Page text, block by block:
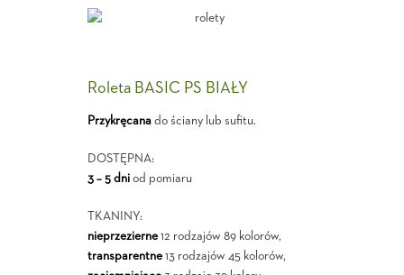
Roleta BASIC PS BIAŁY
Przykręcanado ściany lub sufitu.
DOSTĘPNA:
3 – 5 dniod pomiaru
TKANINY:
nieprzezierne12 rodzajów 89 kolorów,
transparentne13 rodzajów 45 kolorów,